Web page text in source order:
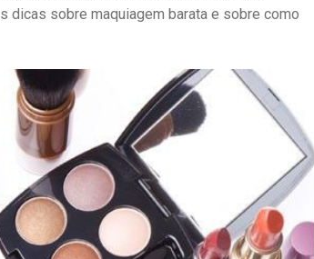
dicas sobre maquiagem barata e sobre como